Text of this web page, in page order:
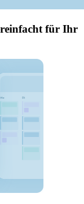
für Ihr